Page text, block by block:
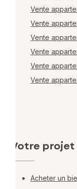
Vente
Vente
Vente
Vente
Vente
Vente
Votre
Acheter un